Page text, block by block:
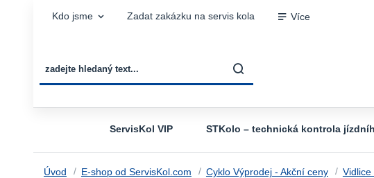
Kdo jsme Zadat zakázku na servis kola Více
ServisKol VIP STKolo – technická kontrola
Úvod E-shop od ServisKol.com Cyklo Výprodej - Akční ceny Vidlice